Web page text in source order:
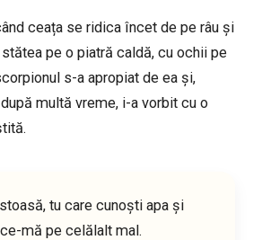
ceața se ridica încet de pe râu și
pe o piatră caldă, cu ochii pe
s-a apropiat de ea și,
multă vreme, i-a vorbit cu o
tu care cunoști apa și
mă pe celălalt mal.